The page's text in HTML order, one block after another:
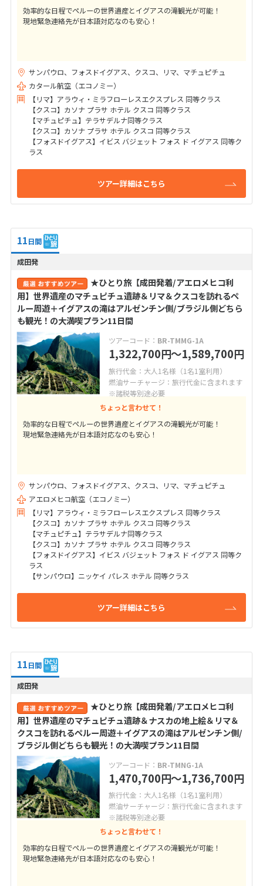
効率的な日程でペルーの世界遺産とイグアスの滝観光が可能！
現地緊急連絡先が日本語対応なのも安心！
サンパウロ、フォスドイグアス、クスコ、リマ、マチュピチュ
カタール航空（エコノミー）
【リマ】アラウィ・ミラフローレスエクスプレス 同等クラス
【クスコ】カソナ プラサ ホテル クスコ 同等クラス
【マチュピチュ】テラサデルナ同等クラス
【クスコ】カソナ プラサ ホテル クスコ 同等クラス
【フォスドイグアス】イビス バジェット フォス ド イグアス 同等ク
ラス
ツアー詳細はこちら
11日間
成田発
★ひとり旅【成田発着/アエロメヒコ利
用】世界遺産のマチュピチュ遺跡＆リマ＆クスコを訪れるペ
ルー周遊＋イグアスの滝はアルゼンチン側/ブラジル側どちら
も観光！の大満喫プラン11日間
ツアーコード： BR-TMMG-1A
1,322,700円〜1,589,700円
旅行代金：大人1名様（1名1室利用）
燃油サーチャージ：旅行代金に含まれます
※諸税等別途必要
ちょっと言わせて！
効率的な日程でペルーの世界遺産とイグアスの滝観光が可能！
現地緊急連絡先が日本語対応なのも安心！
サンパウロ、フォスドイグアス、クスコ、リマ、マチュピチュ
アエロメヒコ航空（エコノミー）
【リマ】アラウィ・ミラフローレスエクスプレス 同等クラス
【クスコ】カソナ プラサ ホテル クスコ 同等クラス
【マチュピチュ】テラサデルナ同等クラス
【クスコ】カソナ プラサ ホテル クスコ 同等クラス
【フォスドイグアス】イビス バジェット フォス ド イグアス 同等ク
ラス
【サンパウロ】ニッケイ パレス ホテル 同等クラス
ツアー詳細はこちら
11日間
成田発
★ひとり旅【成田発着/アエロメヒコ利
用】世界遺産のマチュピチュ遺跡＆ナスカの地上絵＆リマ＆
クスコを訪れるペルー周遊＋イグアスの滝はアルゼンチン側/
ブラジル側どちらも観光！の大満喫プラン11日間
ツアーコード： BR-TMNG-1A
1,470,700円〜1,736,700円
旅行代金：大人1名様（1名1室利用）
燃油サーチャージ：旅行代金に含まれます
※諸税等別途必要
ちょっと言わせて！
効率的な日程でペルーの世界遺産とイグアスの滝観光が可能！
現地緊急連絡先が日本語対応なのも安心！